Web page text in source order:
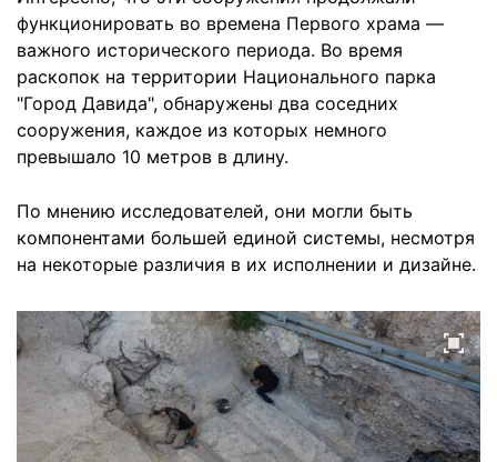
функционировать во времена Первого храма —
важного исторического периода. Во время
раскопок на территории Национального парка
"Город Давида", обнаружены два соседних
сооружения, каждое из которых немного
превышало 10 метров в длину.
По мнению исследователей, они могли быть
компонентами большей единой системы, несмотря
на некоторые различия в их исполнении и дизайне.